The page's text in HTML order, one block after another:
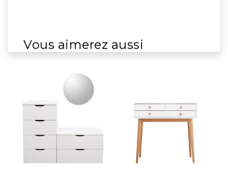
Vous aimerez aussi